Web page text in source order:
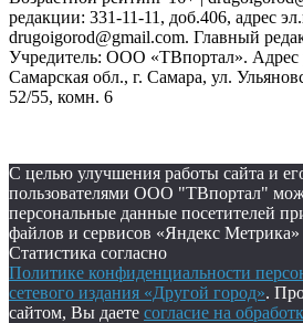
редакции: 331-11-11, доб.406, адрес
drugoigorod@gmail.com. Главный
Учредитель: ООО «ТВпортал». Адрес
Самарская обл., г. Самара, ул.
52/55, комн. 6
С целью улучшения работы сайта и
пользователями ООО "ТВпортал"
персональные данные посетителей
файлов и сервисов «Яндекс
Статистика согласно
Политике конфиденциальности
сетевого издания «Другой город».
сайтом, Вы даете согласие на